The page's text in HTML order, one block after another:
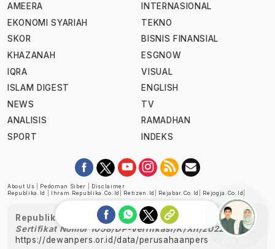
AMEERA
EKONOMI SYARIAH
SKOR
KHAZANAH
IQRA
ISLAM DIGEST
NEWS
ANALISIS
SPORT
INTERNASIONAL
TEKNO
BISNIS FINANSIAL
ESGNOW
VISUAL
ENGLISH
TV
RAMADHAN
INDEKS
About Us Pedoman Siber
Disclaimer
Republika.id
Ihram.republika.co.id Retizen.id Rejabar.co.id Rejogja.co.id
Republika telah diverifikasi oleh Dewan Pers
Sertifikat Nomor 1058/DP-Verifikasi/K/XII/2022
https://dewanpers.or.id/data/perusahaanpers